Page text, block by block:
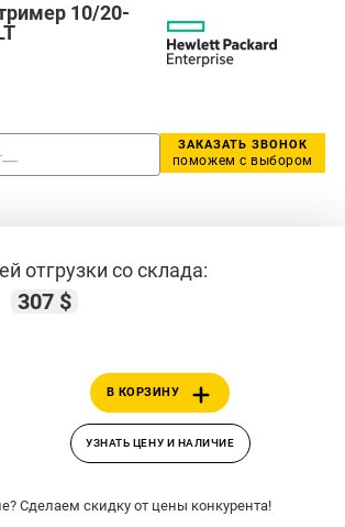
10/20-
ЗАКАЗАТЬ ЗВОНОК
поможем с выбором
отгрузки со склада:
307 $
В КОРЗИНУ
УЗНАТЬ ЦЕНУ И НАЛИЧИЕ
Сделаем скидку от цены конкурента!